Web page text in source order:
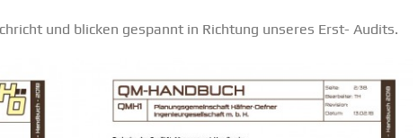
und blicken gespannt in Richtung unseres Erst- Audits.